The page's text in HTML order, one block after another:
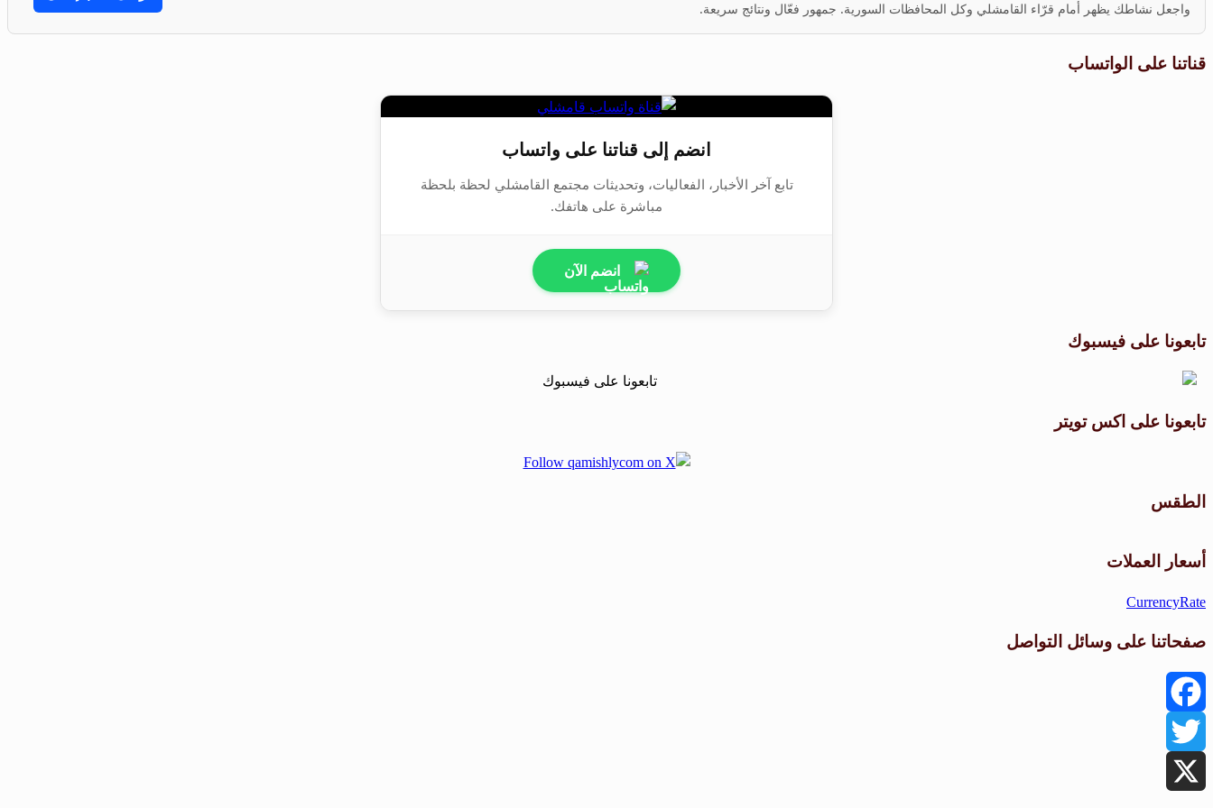
واجعل نشاطك يظهر أمام قرّاء القامشلي وكل المحافظات السورية. جمهور فعّال ونتائج سريعة.
قناتنا على الواتساب
انضم إلى قناتنا على واتساب
تابع آخر الأخبار، الفعاليات، وتحديثات مجتمع القامشلي لحظة بلحظة
مباشرة على هاتفك.
انضم الآن
تابعونا على فيسبوك
تابعونا على اكس تويتر
الطقس
أسعار العملات
CurrencyRate
صفحاتنا على وسائل التواصل
Facebook
Twitter